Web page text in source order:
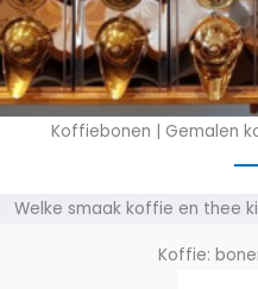
Koffiebonen | Gemalen
Welke smaak koffie en thee
Koffie: